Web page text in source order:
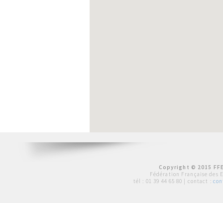
Copyright © 2015
Fédération Française des
tél : 01 39 44 65 80 | contact :